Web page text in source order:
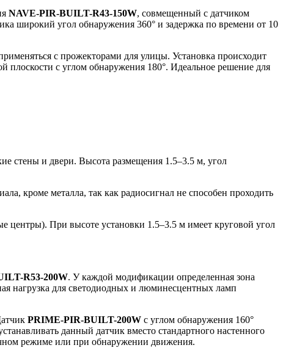
NAVE-PIR-BUILT-R43-150W, совмещенный с датчиком
широкий угол обнаружения 360° и задержка по времени от 10
с прожекторами для улицы. Установка происходит
плоскости с углом обнаружения 180°. Идеальное решение для
стены и двери. Высота размещения 1.5–3.5 м, угол
кроме металла, так как радиосигнал не способен проходить
При высоте установки 1.5–3.5 м имеет круговой угол
R53-200W. У каждой модификации определенная зона
нагрузка для светодиодных и люминесцентных ламп
PRIME-PIR-BUILT-200W с углом обнаружения 160°
данный датчик вместо стандартного настенного
режиме или при обнаружении движения.